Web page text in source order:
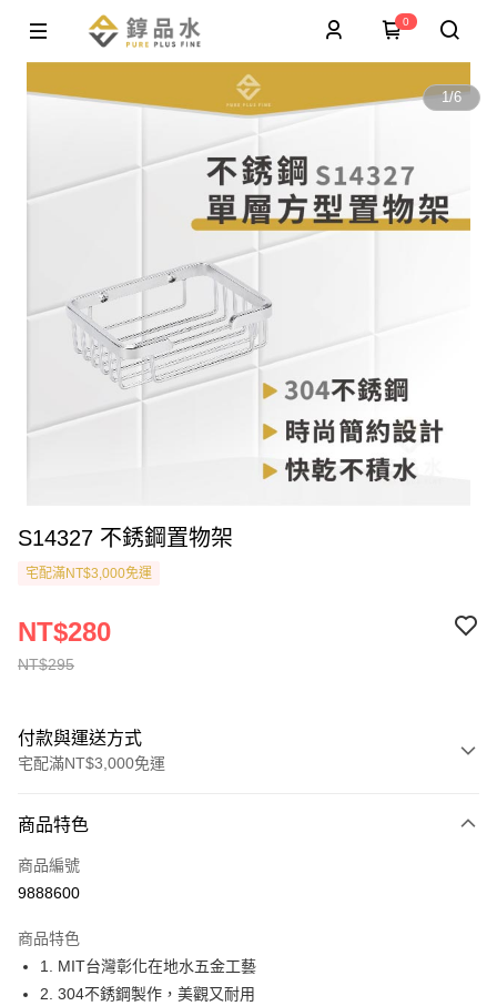
0
1/6
S14327 不銹鋼置物架
宅配滿NT$3,000免運
NT$295
NT$280
付款與運送方式
宅配滿NT$3,000免運
信用卡一次付款
貨到付款
運送方式
付款後全家取貨
每筆NT$47
商品特色
商品編號
9888600
商品特色
1. MIT台灣彰化在地水五金工藝
2. 304不銹鋼製作，美觀又耐用